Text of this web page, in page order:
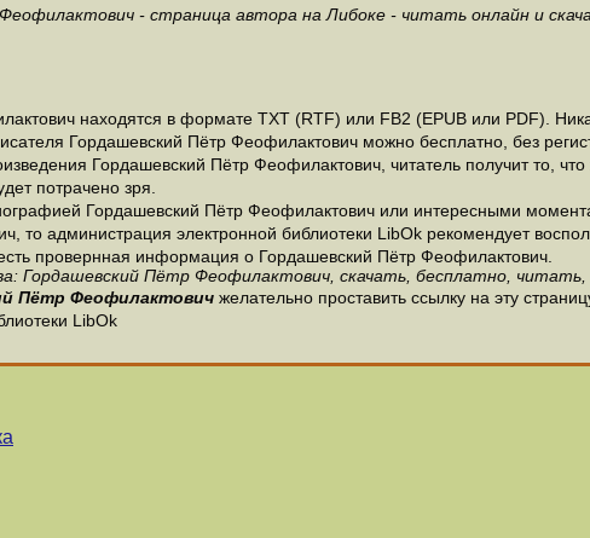
- страница автора на Либоке - читать онлайн и
находятся в формате ТХТ (RTF) или FB2 (EPUB или PDF).
Гордашевский Пётр Феофилактович можно бесплатно, без
Гордашевский Пётр Феофилактович, читатель получит то,
потрачено зря.
Гордашевский Пётр Феофилактович или интересными
то администрация электронной библиотеки LibOk рекомендует
провернная информация о Гордашевский Пётр Феофилактович.
Гордашевский Пётр Феофилактович, скачать, бесплатно, читать,
Пётр Феофилактович желательно проставить ссылку на эту
LibOk